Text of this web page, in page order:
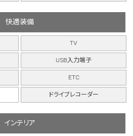
快適装備
TV
USB入力端子
ETC
ドライブレコーダー
インテリア